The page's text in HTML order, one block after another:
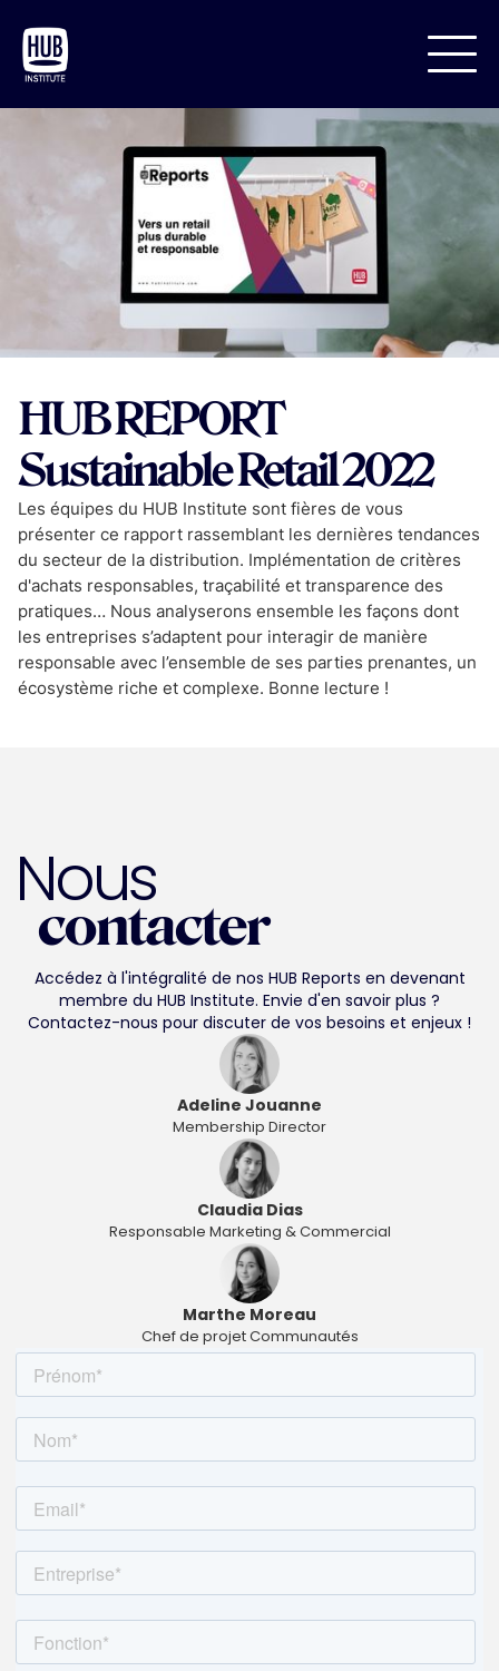
HUB REPORT
Sustainable Retail 2022
Les équipes du HUB Institute sont fières de vous
présenter ce rapport rassemblant les dernières tendances
du secteur de la distribution. Implémentation de critères
d'achats responsables, traçabilité et transparence des
pratiques… Nous analyserons ensemble les façons dont
les entreprises s’adaptent pour interagir de manière
responsable avec l’ensemble de ses parties prenantes, un
écosystème riche et complexe. Bonne lecture !
Nous
contacter
Accédez à l'intégralité de nos HUB Reports en devenant
membre du HUB Institute. Envie d'en savoir plus ?
Contactez-nous pour discuter de vos besoins et enjeux !
Adeline Jouanne
Membership Director
Claudia Dias
Responsable Marketing & Commercial
Marthe Moreau
Chef de projet Communautés